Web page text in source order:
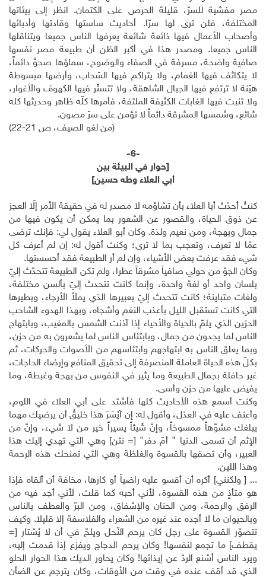
مصر مفشية للسرّ، قليلة الحرص على الكتمان. انظر إلى بيئاتها
المختلفة، فلن ترى لها سرّا. أحاديث ساستها وقادتها وأدبائها
وأصحاب الأعمال فيها ذائعة شائعة يعرفها الناس جميعا ويتناقلها
الناس جميعا. ومصدر هذا في أكبر الظن أن طبيعة مصر نفسها
صافية واضحة، مسرفة في الصفاء والوضوح، سماؤها صحوٌ دائماً،
لا يتكاثف فيها الغمام، ولا يتراكم فيها السّحاب، وأرضها مبسوطة
هيّنة لا ترتفع فيها الجبال الشاهقة، ولا تتستّر فيها الكهوف والأغوار،
ولا تنبت فيها الغابات الكثيفة الملتفة، فأمرها كلّه ظاهر وحديثها كله
شائع، وشمسها المشرقة دائماً لا تؤمن على سرّ مصون.
(من لغو الصيف، ص 21-22)
-6-
[حوار في البيئة بين
أبي العلاء وطه حسين]
كنتُ أحدّث أبا العلاء بأن تشاؤمه لا مصدر له في حقيقة الأمر إلّا العجز
عن ذوق الحياة، والقصور عن الشعور بما يمكن أن يكون فيها من
جمال وبهجة، ومن نعيم ولذة. وكان أبو العلاء يقول لي: فإنك ترضى
عمّا لا تعرف، وتعجب بما لا ترى؛ وكنت أقول له: إن لم أعرف كل
شيء فقد عرفت بعض الأشياء، وإن لم أر الطبيعة فقد أحسستها.
وكان الجوّ من حولي صافياً مشرقاً عطرا، ولم تكن الطبيعة تتحدّث إليّ
بلسان واحد أو لغة واحدة، وإنما كانت تتحدث إليّ بألسن مختلفة،
ولغات متباينة؛ كانت تتحدث إليّ بعبيرها الذي يملأ الأرجاء، وبطيرها
التي كانت تستقبل الليل بأعذب النغم وأشجاه، وبهذا الهدوء الشاحب
الحزين الذي يلمّ بالحياة والأحياء إذا آذنت الشمس بالمغيب، وبابتهاج
الناس لما يجدون من جمال، وبابتئاس الناس لما يشعرون به من حزن،
وبما يعلق الناس به ابتهاجهم وابتئاسهم من الأصوات والحركات، ثم
بكلّ هذه الحياة العاملة المنصرفة إلى تحقيق المنافع وإرضاء الحاجات،
غير حافلة بجمال الطبيعة وما يثير في النفوس من بهجة وغبطة، وما
يفيض عليها من حزن وأسى.
وكنت أسمع هذه الأحاديث كلها فأشتد على أبي العلاء في اللوم،
وأعنف عليه في العذل، وأقول له: إن آيْسَرَ هذا خليقُ أن يرضيك مهما
يبلغك مشوَّهاً ممسوخاً، وإنَّ شَيئاً يسيراً خير من لا شيء، وإنَّ من
الإثم أن تسمى الدنيا " أمّ دفر" [= نتن] وهي التي تهدي إليك هذا
العبير، وأن تصفها بالقسوة والغلظة وهي التي تمنحك هذه الرحمة
وهذا اللين.
... [ ولكنني] أكره أن أقسو عليه راضياً أو كارها، مخافة أن ألقاه فإذا
هو متأذٍ من هذه القسوة، لأني أحبه كما قلت، لأني أجد فيه من
الرفق والرحمة، ومن الحنان والإشفاق، ومن البرّ والعطف بالناس
وبالحيوان ما لا أجده عند غيره من الشعراء والفلاسفة إلا قليلا. وكيف
تتصوّر القسوة على رجل كان يرحم النّحل ويلحّ في أن لا يُشتار [=
يقطف] ما تجمع لنفسها! وكان يرحم الدجاج ويفزع إذا قدمت إليه،
ويرد الناس أشنع الردّ عن إيذائها! وكان يحاور الديك هذا الحوار الحلو
الذي قد أقف عنده في وقت من الأوقات، وكان يترجم عن الضأن